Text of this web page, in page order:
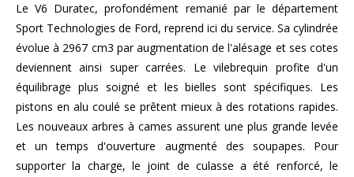
Le V6 Duratec, profondément remanié par le département
Sport Technologies de Ford, reprend ici du service. Sa cylindrée
évolue à 2967 cm3 par augmentation de l'alésage et ses cotes
deviennent ainsi super carrées. Le vilebrequin profite d'un
équilibrage plus soigné et les bielles sont spécifiques. Les
pistons en alu coulé se prêtent mieux à des rotations rapides.
Les nouveaux arbres à cames assurent une plus grande levée
et un temps d'ouverture augmenté des soupapes. Pour
supporter la charge, le joint de culasse a été renforcé, le